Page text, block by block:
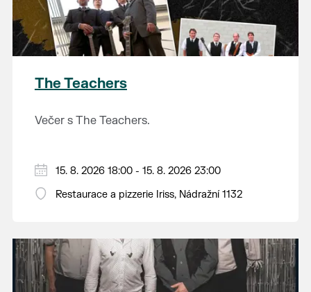
The Teachers
Večer s The Teachers.
15. 8. 2026 18:00 - 15. 8. 2026 23:00
Restaurace a pizzerie Iriss, Nádražní 1132